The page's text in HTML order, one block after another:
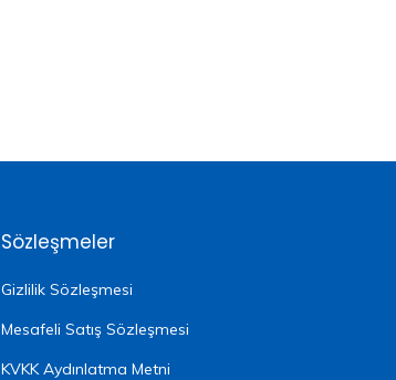
Sözleşmeler
Gizlilik Sözleşmesi
Mesafeli Satış Sözleşmesi
KVKK Aydınlatma Metni